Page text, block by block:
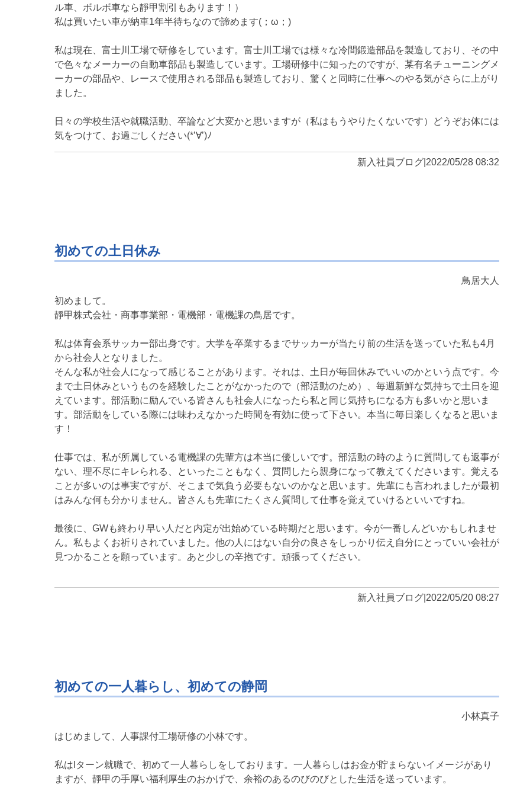
ル車、ボルボ車なら靜甲割引もあります！）
私は買いたい車が納車1年半待ちなので諦めます(；ω；)
私は現在、富士川工場で研修をしています。富士川工場では様々な冷間鍛造部品を製造しており、その中
で色々なメーカーの自動車部品も製造しています。工場研修中に知ったのですが、某有名チューニングメ
ーカーの部品や、レースで使用される部品も製造しており、驚くと同時に仕事へのやる気がさらに上がり
ました。
日々の学校生活や就職活動、卒論など大変かと思いますが（私はもうやりたくないです）どうぞお体には
気をつけて、お過ごしください(*’∀’)ﾉ
新入社員ブログ 2022/05/28 08:32
初めての土日休み
鳥居大人
初めまして。
靜甲株式会社・商事事業部・電機部・電機課の鳥居です。
私は体育会系サッカー部出身です。大学を卒業するまでサッカーが当たり前の生活を送っていた私も4月
から社会人となりました。
そんな私が社会人になって感じることがあります。それは、土日が毎回休みでいいのかという点です。今
まで土日休みというものを経験したことがなかったので（部活動のため）、毎週新鮮な気持ちで土日を迎
えています。部活動に励んでいる皆さんも社会人になったら私と同じ気持ちになる方も多いかと思いま
す。部活動をしている際には味わえなかった時間を有効に使って下さい。本当に毎日楽しくなると思いま
す！
仕事では、私が所属している電機課の先輩方は本当に優しいです。部活動の時のように質問しても返事が
ない、理不尽にキレられる、といったこともなく、質問したら親身になって教えてくださいます。覚える
ことが多いのは事実ですが、そこまで気負う必要もないのかなと思います。先輩にも言われましたが最初
はみんな何も分かりません。皆さんも先輩にたくさん質問して仕事を覚えていけるといいですね。
最後に、GWも終わり早い人だと内定が出始めている時期だと思います。今が一番しんどいかもしれませ
ん。私もよくお祈りされていました。他の人にはない自分の良さをしっかり伝え自分にとっていい会社が
見つかることを願っています。あと少しの辛抱です。頑張ってください。
新入社員ブログ 2022/05/20 08:27
初めての一人暮らし、初めての静岡
小林真子
はじめまして、人事課付工場研修の小林です。
私はIターン就職で、初めて一人暮らしをしております。一人暮らしはお金が貯まらないイメージがあり
ますが、靜甲の手厚い福利厚生のおかげで、余裕のあるのびのびとした生活を送っています。